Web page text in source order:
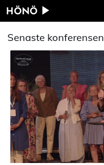
HÖNÖ
Senaste konferensen